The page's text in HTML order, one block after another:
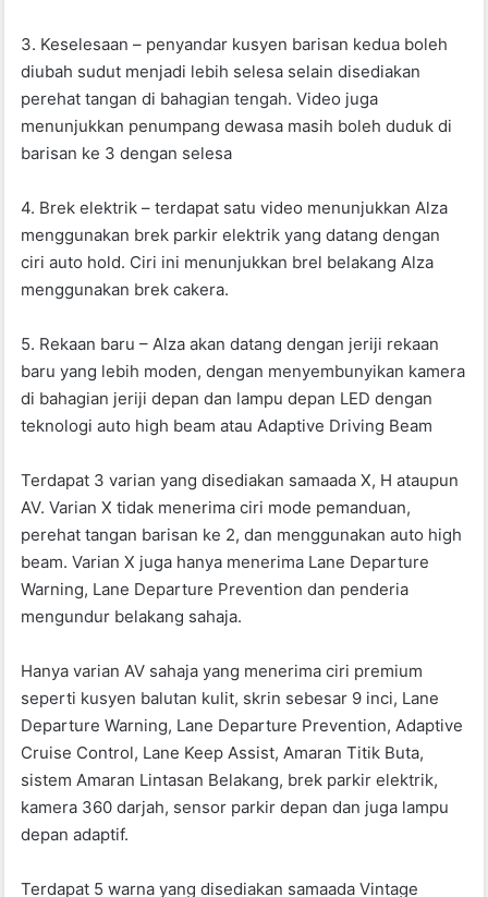
3. Keselesaan – penyandar kusyen barisan kedua boleh
diubah sudut menjadi lebih selesa selain disediakan
perehat tangan di bahagian tengah. Video juga
menunjukkan penumpang dewasa masih boleh duduk di
barisan ke 3 dengan selesa
4. Brek elektrik – terdapat satu video menunjukkan Alza
menggunakan brek parkir elektrik yang datang dengan
ciri auto hold. Ciri ini menunjukkan brel belakang Alza
menggunakan brek cakera.
5. Rekaan baru – Alza akan datang dengan jeriji rekaan
baru yang lebih moden, dengan menyembunyikan kamera
di bahagian jeriji depan dan lampu depan LED dengan
teknologi auto high beam atau Adaptive Driving Beam
Terdapat 3 varian yang disediakan samaada X, H ataupun
AV. Varian X tidak menerima ciri mode pemanduan,
perehat tangan barisan ke 2, dan menggunakan auto high
beam. Varian X juga hanya menerima Lane Departure
Warning, Lane Departure Prevention dan penderia
mengundur belakang sahaja.
Hanya varian AV sahaja yang menerima ciri premium
seperti kusyen balutan kulit, skrin sebesar 9 inci, Lane
Departure Warning, Lane Departure Prevention, Adaptive
Cruise Control, Lane Keep Assist, Amaran Titik Buta,
sistem Amaran Lintasan Belakang, brek parkir elektrik,
kamera 360 darjah, sensor parkir depan dan juga lampu
depan adaptif.
Terdapat 5 warna yang disediakan samaada Vintage